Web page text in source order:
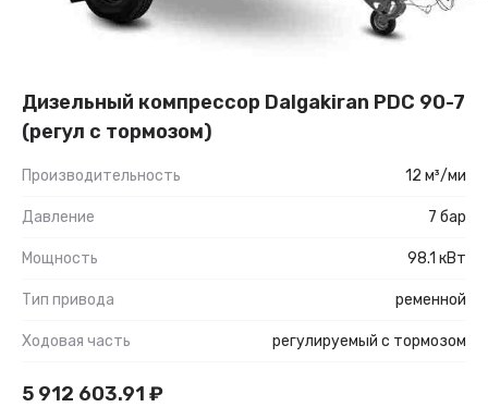
Дизельный компрессор Dalgakiran PDC 90-7
(регул с тормозом)
Производительность 12 м³/ми
Давление 7 бар
Мощность 98.1 кВт
Тип привода ременной
Ходовая часть регулируемый с тормозом
5 912 603.91 ₽